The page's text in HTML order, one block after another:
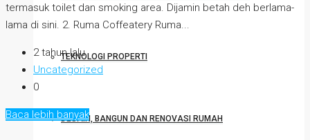
TEKNOLOGI PROPERTI
DESAIN, BANGUN DAN RENOVASI RUMAH
termasuk toilet dan smoking area. Dijamin betah deh berlama-
lama di sini. 2. Ruma Coffeatery Ruma...
2 tahun lalu
Uncategorized
0
Baca lebih banyak